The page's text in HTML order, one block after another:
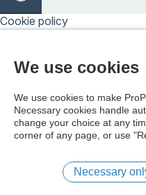
Cookie policy
We use cookies
We use cookies to make
Necessary cookies handle
change your choice at any
corner of any page, or use